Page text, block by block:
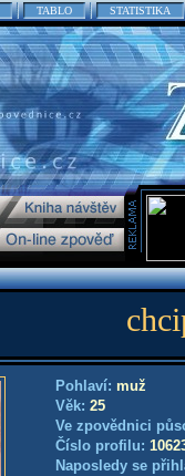
TABLO STATISTIKA
Pohlaví: muž
Věk: 25
Ve zpovědnici
Číslo profilu:
Naposledy se